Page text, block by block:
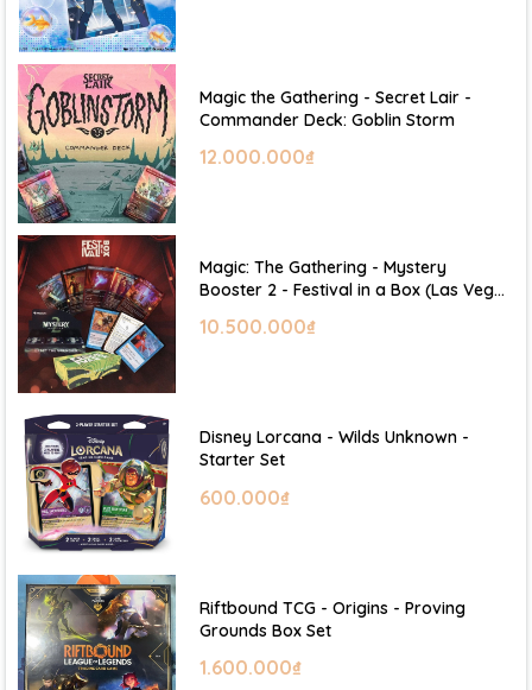
Magic the Gathering - Secret Lair -
Commander Deck: Goblin Storm
12.000.000₫
Magic: The Gathering - Mystery
Booster 2 - Festival in a Box (Las Vegas
10.500.000₫
Disney Lorcana - Wilds Unknown -
Starter Set
600.000₫
Riftbound TCG - Origins - Proving
Grounds Box Set
1.600.000₫